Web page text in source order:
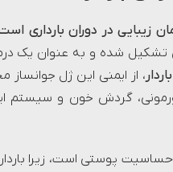
زیبایی در دوران بارداری
تشکیل شده و به عنوان یک
، از ایمنی این ژل
گردش خون و سیستم
حساسیت پوستی است، زیرا